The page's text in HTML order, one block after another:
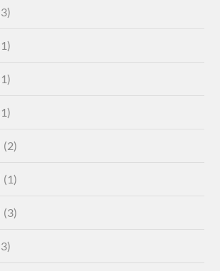
(2)
(1)
(3)